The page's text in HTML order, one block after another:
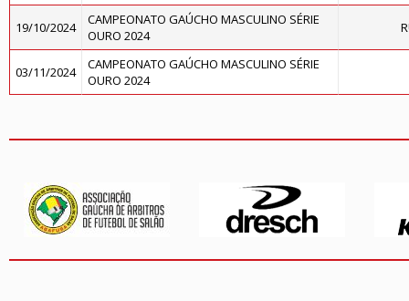
19/10/2024
CAMPEONATO GAÚCHO MASCULINO SÉRIE
OURO 2024
03/11/2024
CAMPEONATO GAÚCHO MASCULINO SÉRIE
OURO 2024